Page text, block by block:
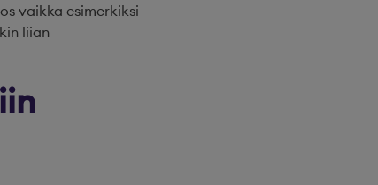
vaikka esimerkiksi
liian